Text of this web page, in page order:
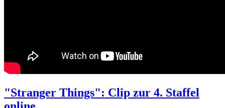
"Stranger Things": Clip zur 4. Staffel